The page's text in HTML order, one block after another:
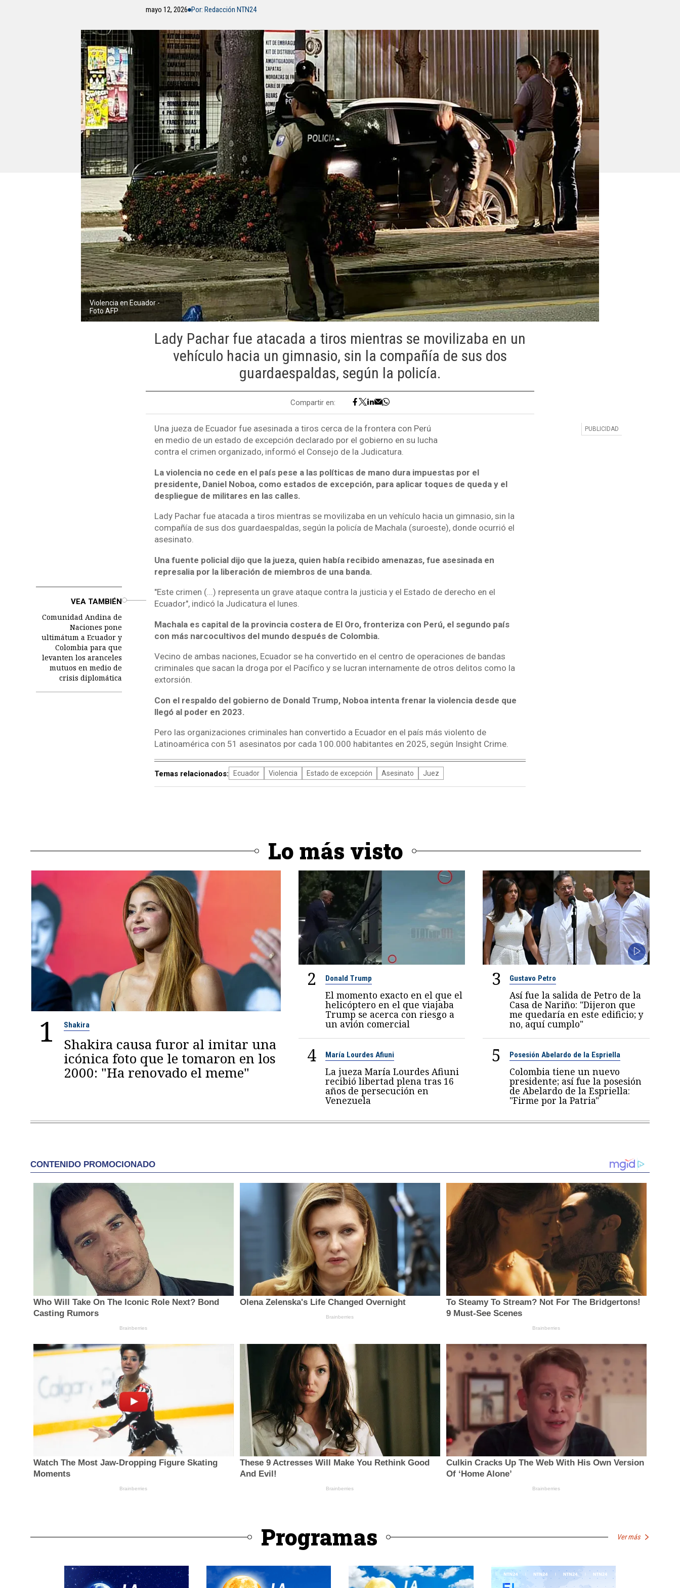
mayo 12, 2026 Por: Redacción NTN24
Violencia en Ecuador -
Foto AFP
Lady Pachar fue atacada a tiros mientras se movilizaba en un
vehículo hacia un gimnasio, sin la compañía de sus dos
guardaespaldas, según la policía.
Compartir en:
Una jueza de Ecuador fue asesinada a tiros cerca de la frontera con Perú
en medio de un estado de excepción declarado por el gobierno en su lucha
contra el crimen organizado, informó el Consejo de la Judicatura.
La violencia no cede en el país pese a las políticas de mano dura impuestas por el
presidente, Daniel Noboa, como estados de excepción, para aplicar toques de queda y el
despliegue de militares en las calles.
Lady Pachar fue atacada a tiros mientras se movilizaba en un vehículo hacia un gimnasio, sin la
compañía de sus dos guardaespaldas, según la policía de Machala (suroeste), donde ocurrió el
asesinato.
Una fuente policial dijo que la jueza, quien había recibido amenazas, fue asesinada en
represalia por la liberación de miembros de una banda.
VEA TAMBIÉN
Comunidad Andina de
Naciones pone
ultimátum a Ecuador y
Colombia para que
levanten los aranceles
mutuos en medio de
crisis diplomática
"Este crimen (...) representa un grave ataque contra la justicia y el Estado de derecho en el
Ecuador", indicó la Judicatura el lunes.
Machala es capital de la provincia costera de El Oro, fronteriza con Perú, el segundo país
con más narcocultivos del mundo después de Colombia.
Vecino de ambas naciones, Ecuador se ha convertido en el centro de operaciones de bandas
criminales que sacan la droga por el Pacífico y se lucran internamente de otros delitos como la
extorsión.
Con el respaldo del gobierno de Donald Trump, Noboa intenta frenar la violencia desde que
llegó al poder en 2023.
Pero las organizaciones criminales han convertido a Ecuador en el país más violento de
Latinoamérica con 51 asesinatos por cada 100.000 habitantes en 2025, según Insight Crime.
Temas relacionados: Ecuador Violencia Estado de excepción Asesinato Juez
Lo más visto
1 Shakira
Shakira causa furor al imitar una
icónica foto que le tomaron en los
2000: "Ha renovado el meme"
2 Donald Trump
El momento exacto en el que el
helicóptero en el que viajaba
Trump se acerca con riesgo a
un avión comercial
3 Gustavo Petro
Así fue la salida de Petro de la
Casa de Nariño: "Dijeron que
me quedaría en este edificio; y
no, aquí cumplo"
4 María Lourdes Afiuni
La jueza María Lourdes Afiuni
recibió libertad plena tras 16
años de persecución en
Venezuela
5 Posesión Abelardo de la Espriella
Colombia tiene un nuevo
presidente; así fue la posesión
de Abelardo de la Espriella:
"Firme por la Patria"
Programas Ver más